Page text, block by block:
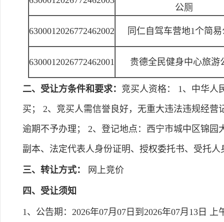
公厕
6300012026772462002 同仁自驾车营地1个简
6300012026772462001 贵德全民健身中心旅游
二、受让方条件和要求： 竞买人资格： 1、中华人
买； 2、竞买人需信誉良好，无重大违法违规经营
逾期不予办理； 2、登记地点：西宁市城中区锦
副本、法定代表人身份证明、授权委托书、受托
三、转让方式： 网上竞价
四、受让须知
1、公告期：2026年07月07日到2026年07月13日 上